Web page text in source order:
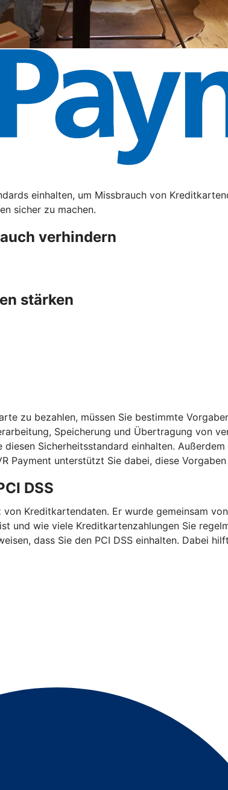
einhalten, um Missbrauch von
sicher zu machen.
verhindern
stärken
zu bezahlen, müssen Sie bestimmte
Speicherung und Übertragung von
Sicherheitsstandard einhalten.
Payment unterstützt Sie dabei, diese
DSS
Kreditkartendaten. Er wurde gemeinsam
wie viele Kreditkartenzahlungen Sie
dass Sie den PCI DSS einhalten. Dabei